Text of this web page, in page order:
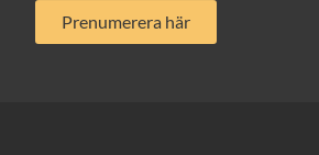
Prenumerera här